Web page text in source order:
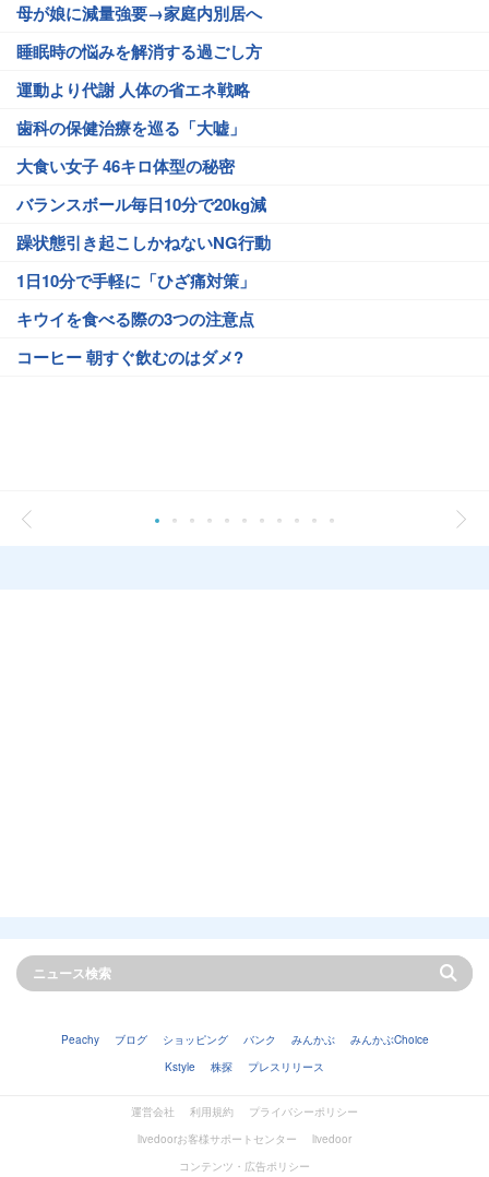
母が娘に減量強要→家庭内別居へ
睡眠時の悩みを解消する過ごし方
運動より代謝 人体の省エネ戦略
歯科の保健治療を巡る「大嘘」
大食い女子 46キロ体型の秘密
バランスボール毎日10分で20kg減
躁状態引き起こしかねないNG行動
1日10分で手軽に「ひざ痛対策」
キウイを食べる際の3つの注意点
コーヒー 朝すぐ飲むのはダメ?
Peachy ブログ ショッピング バンク みんかぶ
みんかぶChoice
Kstyle
株探 プレスリリース
運営会社 利用規約
プライバシーポリシー
livedoorお客様サポートセンター
livedoor
コンテンツ・広告ポリシー